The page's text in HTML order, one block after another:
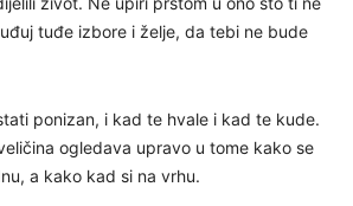
tuđe izbore i želje, da tebi ne bude
ponizan, i kad te hvale i kad te kude.
ogledava upravo u tome kako se
a kako kad si na vrhu.